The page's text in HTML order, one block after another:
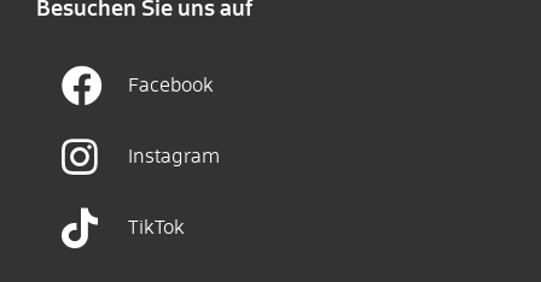
Besuchen Sie uns auf
Facebook
Instagram
TikTok